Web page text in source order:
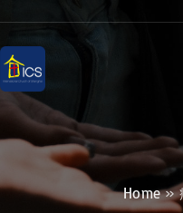
i
p
c
Home»